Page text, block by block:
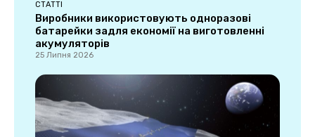
СТАТТІ
Виробники використовують одноразові
батарейки задля економії на виготовленні
акумуляторів
25 Липня 2026